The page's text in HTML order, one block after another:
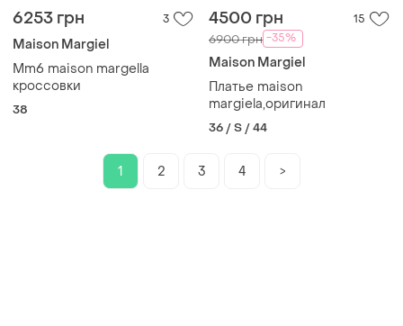
6253 грн 3
Maison Margiel
Mm6 maison margella
кроссовки
38
4500 грн 15
6900 грн -35%
Maison Margiel
Платье maison
margiela,оригинал
36 / S / 44
1 2 3 4 >